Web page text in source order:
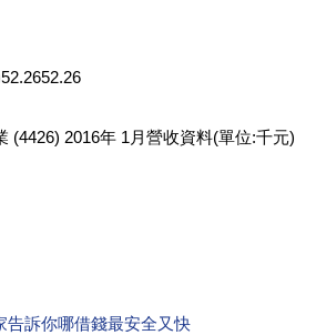
(4426) 2016年 1月營收資料(單位:千元)
告訴你哪借錢最安全又快